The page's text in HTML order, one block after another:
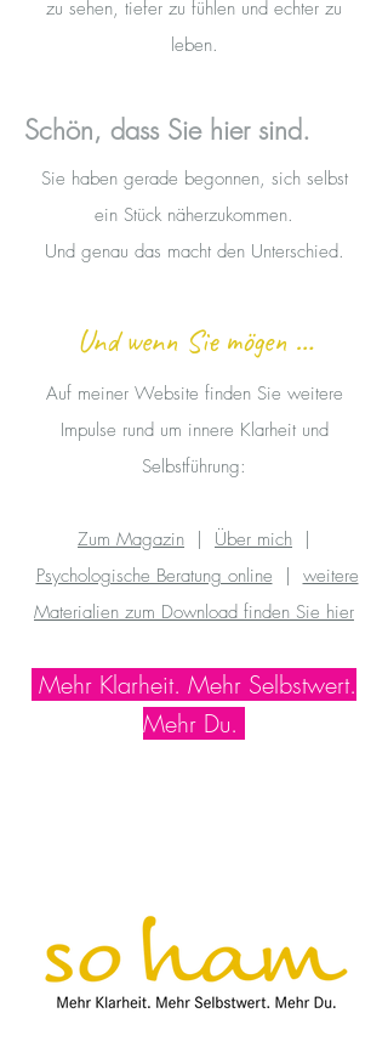
zu sehen, tiefer zu fühlen und echter zu
leben.
Schön, dass Sie hier sind.
Sie haben gerade begonnen, sich selbst
ein Stück näherzukommen.
Und genau das macht den Unterschied.
Und wenn Sie mögen …
Auf meiner Website finden Sie weitere
Impulse rund um innere Klarheit und
Selbstführung:
Zum Magazin Über mich
Psychologische Beratung online
weitere
Materialien zum Download finden Sie hier
Mehr Klarheit. Mehr Selbstwert.
Mehr Du.